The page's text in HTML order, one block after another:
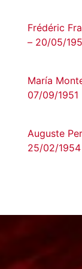
Frédéric
– 20/05/
María
07/09/1951
Auguste
25/02/1954